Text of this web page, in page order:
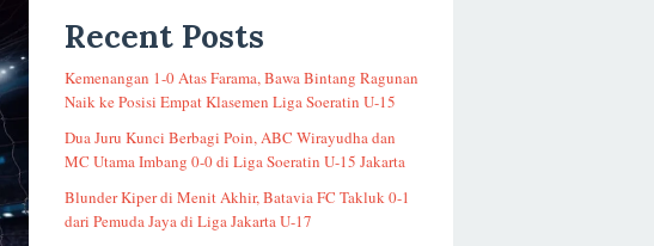
Recent Posts
Kemenangan 1-0 Atas Farama, Bawa Bintang Ragunan
Naik ke Posisi Empat Klasemen Liga Soeratin U-15
Dua Juru Kunci Berbagi Poin, ABC Wirayudha dan
MC Utama Imbang 0-0 di Liga Soeratin U-15 Jakarta
Blunder Kiper di Menit Akhir, Batavia FC Takluk 0-1
dari Pemuda Jaya di Liga Jakarta U-17